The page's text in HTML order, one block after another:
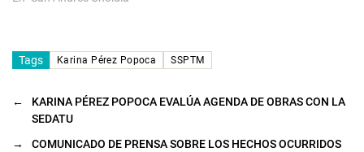
Tags Karina Pérez Popoca SSPTM
←
KARINA PÉREZ POPOCA EVALÚA AGENDA DE OBRAS CON LA
SEDATU
→
COMUNICADO DE PRENSA SOBRE LOS HECHOS OCURRIDOS